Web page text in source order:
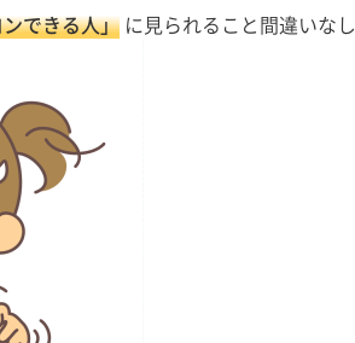
できる人」 に見られること間違いなし